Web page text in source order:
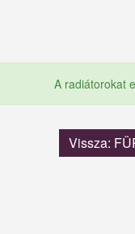
A radiátorokat
Vissza: